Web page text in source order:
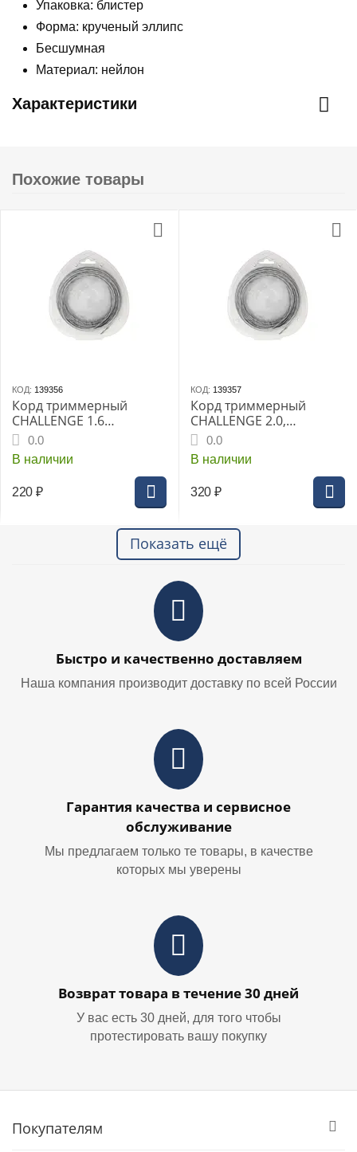
Упаковка: блистер
Форма: крученый эллипс
Бесшумная
Материал: нейлон
Характеристики
Похожие товары
КОД: 139356
Корд триммерный
CHALLENGE 1.6
крученый эллипс 15м
0.0
В наличии
220 ₽
КОД: 139357
Корд триммерный
CHALLENGE 2.0,
крученый эллипс, 15 м
0.0
В наличии
320 ₽
Показать ещё
Быстро и качественно доставляем
Наша компания производит доставку по всей России
Гарантия качества и сервисное
обслуживание
Мы предлагаем только те товары, в качестве
которых мы уверены
Возврат товара в течение 30 дней
У вас есть 30 дней, для того чтобы
протестировать вашу покупку
Покупателям